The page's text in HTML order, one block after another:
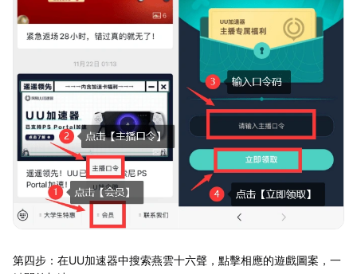
第四步：在UU加速器中搜索燕雲十六聲，點擊相應的遊戲圖案，一